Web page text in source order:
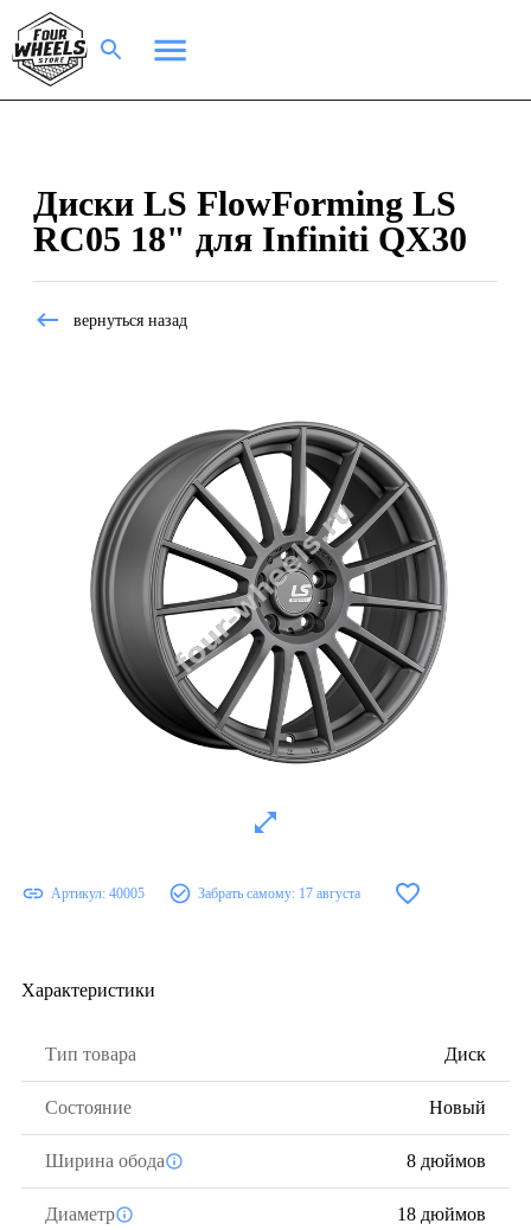
Диски LS FlowForming LS
RC05 18" для Infiniti QX30
вернуться назад
Артикул: 40005 Забрать самому: 17 августа
Характеристики
Тип товара Диск
Состояние Новый
Ширина обода 8 дюймов
Диаметр 18 дюймов